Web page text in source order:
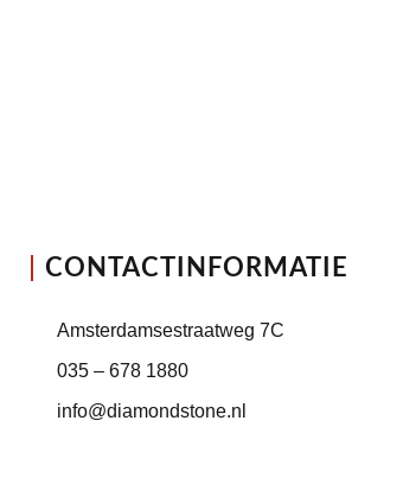
CONTACTINFORMATIE
Amsterdamsestraatweg 7C
035 – 678 1880
info@diamondstone.nl